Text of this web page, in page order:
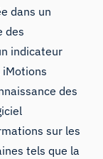
dans un
des
indicateur
des
sur les
tels que la